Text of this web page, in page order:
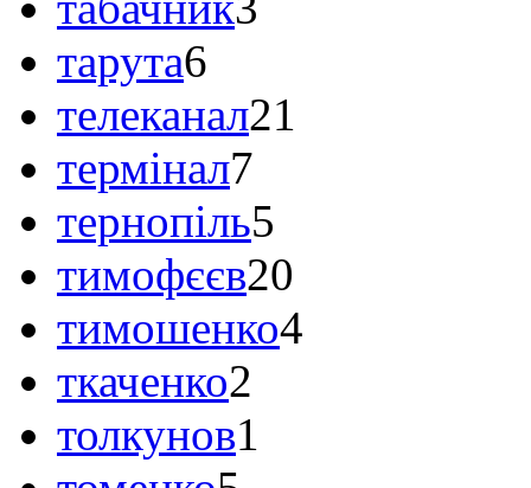
тарута6
телеканал21
термінал7
тернопіль5
тимофєєв20
тимошенко4
ткаченко2
толкунов1